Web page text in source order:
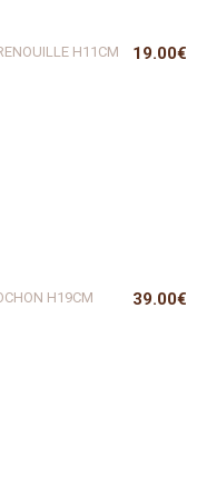
H11CM
19.00€
H19CM
39.00€